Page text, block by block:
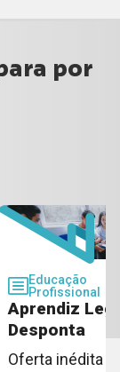
por
Educação
Profissional
Aprendiz
Desponta
Oferta inédita